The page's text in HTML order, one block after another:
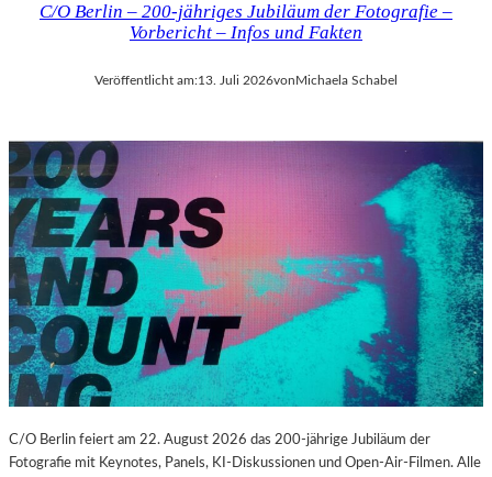
C/O Berlin – 200-jähriges Jubiläum der Fotografie –
Vorbericht – Infos und Fakten
Veröffentlicht am:13. Juli 2026von Michaela Schabel
C/O Berlin feiert am 22. August 2026 das 200-jährige Jubiläum der
Fotografie mit Keynotes, Panels, KI-Diskussionen und Open-Air-Filmen. Alle